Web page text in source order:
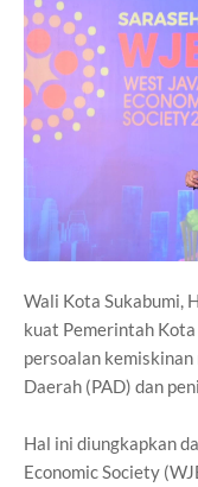
Wali Kota Sukabumi,
kuat Pemerintah
persoalan
Daerah (PAD) dan
Hal ini diungkapkan
Economic Society